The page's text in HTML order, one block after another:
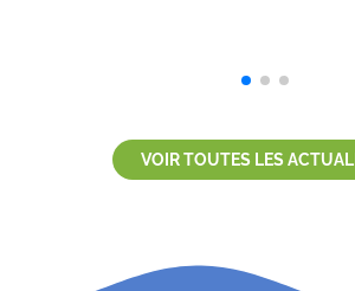
VOIR TOUTES LES